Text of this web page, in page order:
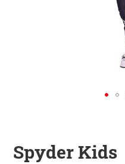
Spyder Kids